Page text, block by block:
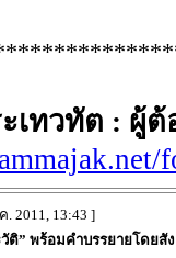
เทวทัต : ผู้
. 2011, 13:43 ]
ติ” พร้อมคำบรรยายโดยสั